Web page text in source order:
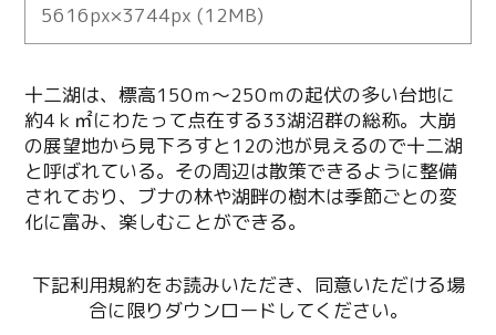
5616px×3744px (12MB)
十二湖は、標高150ｍ～250ｍの起伏の多い台地に
約4ｋ㎡にわたって点在する33湖沼群の総称。大崩
の展望地から見下ろすと12の池が見えるので十二湖
と呼ばれている。その周辺は散策できるように整備
されており、ブナの林や湖畔の樹木は季節ごとの変
化に富み、楽しむことができる。
下記利用規約をお読みいただき、同意いただける場
合に限りダウンロードしてください。